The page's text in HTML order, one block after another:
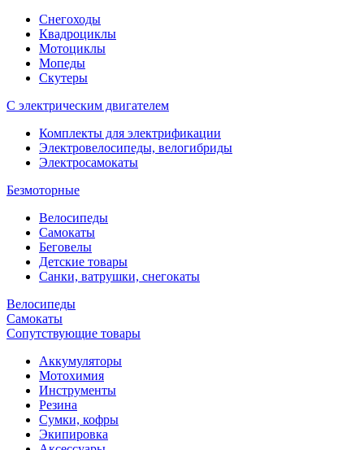
Снегоходы
Квадроциклы
Мотоциклы
Мопеды
Скутеры
С электрическим двигателем
Комплекты для электрификации
Электровелосипеды, велогибриды
Электросамокаты
Безмоторные
Велосипеды
Самокаты
Беговелы
Детские товары
Санки, ватрушки, снегокаты
Велосипеды
Самокаты
Сопутствующие товары
Аккумуляторы
Мотохимия
Инструменты
Резина
Сумки, кофры
Экипировка